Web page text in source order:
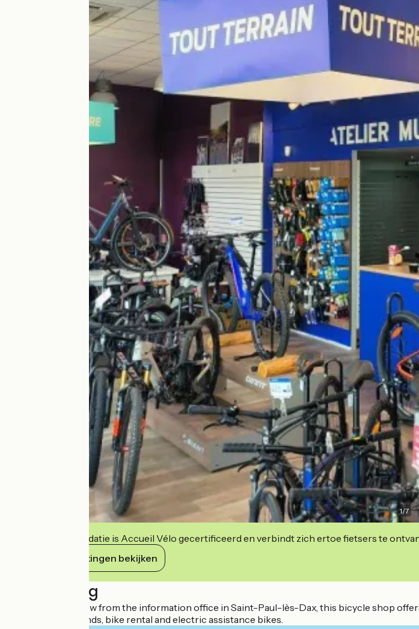
1/7
Deze accommodatie is Accueil Vélo gecertificeerd en verbindt zich ertoe fietsers te
Haar verplichtingen bekijken
Beschrijving
Just a stone's throw from the information office in Saint-Paul-lès-Dax, this bicycle shop
service for all brands, bike rental and electric assistance bikes.